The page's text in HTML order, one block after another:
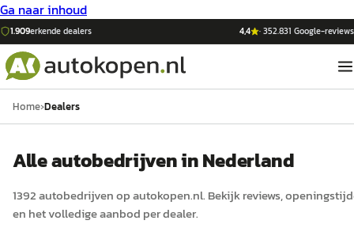
Ga naar inhoud
1.909erkende dealers 4,4 ·352.831 Google-reviews
Home›Dealers
Alle autobedrijven in Nederland
1392autobedrijven opautokopen.nl. Bekijk reviews,
en het volledige aanbod per dealer.